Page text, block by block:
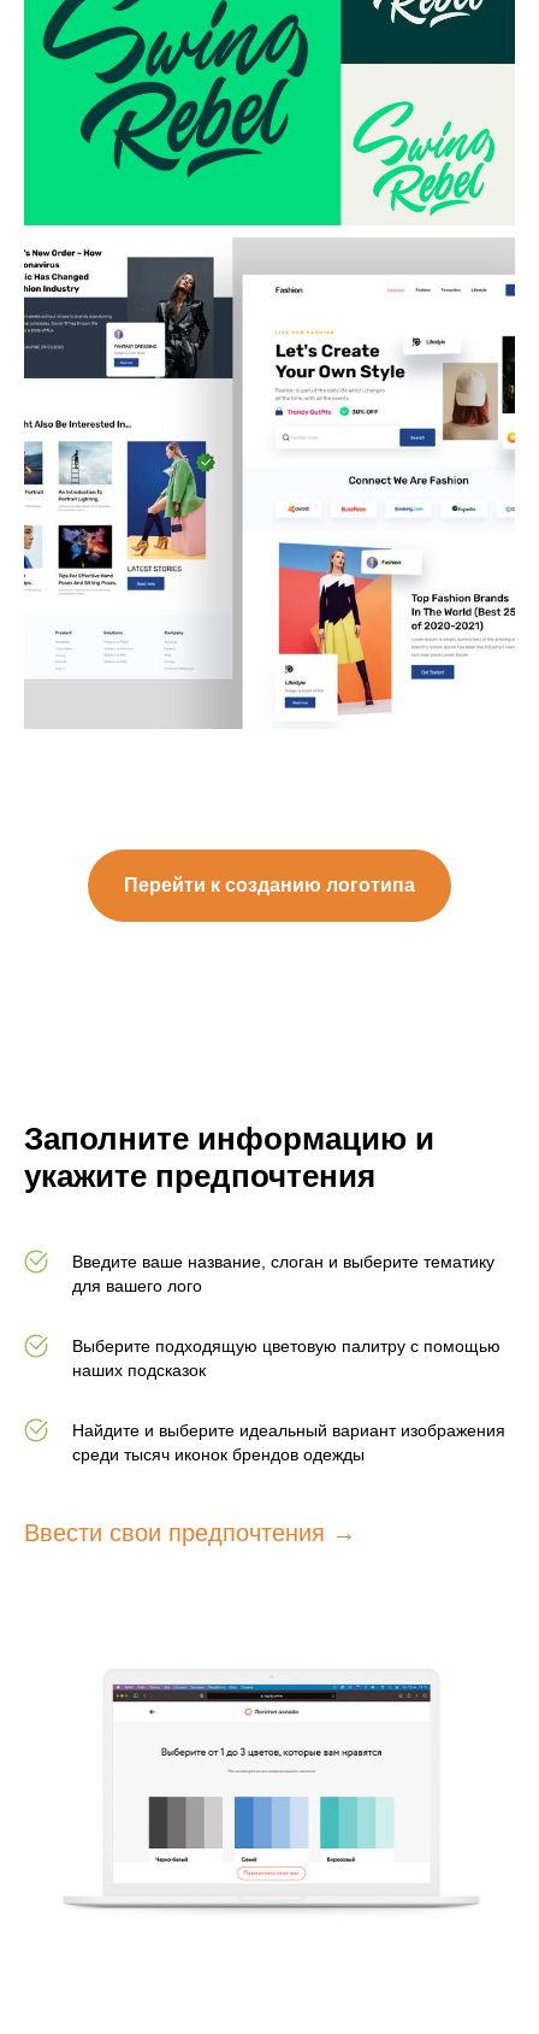
Перейти к созданию логотипа
Заполните информацию и
укажите предпочтения
Введите ваше название, слоган и выберите тематику
для вашего лого
Выберите подходящую цветовую палитру с помощью
наших подсказок
Найдите и выберите идеальный вариант изображения
среди тысяч иконок брендов одежды
Ввести свои предпочтения